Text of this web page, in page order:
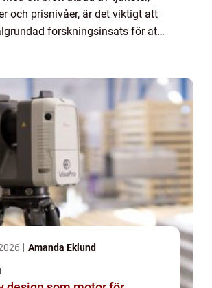
och prisnivåer, är det viktigt att
forskningsinsats för att
Amanda Eklund